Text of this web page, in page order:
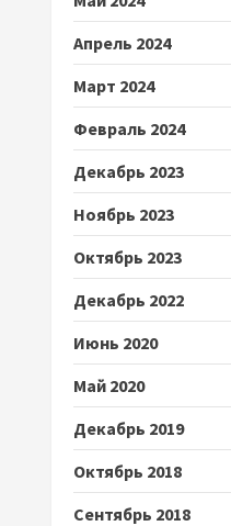
Апрель 2024
Март 2024
Февраль 2024
Декабрь 2023
Ноябрь 2023
Октябрь 2023
Декабрь 2022
Июнь 2020
Май 2020
Декабрь 2019
Октябрь 2018
Сентябрь 2018